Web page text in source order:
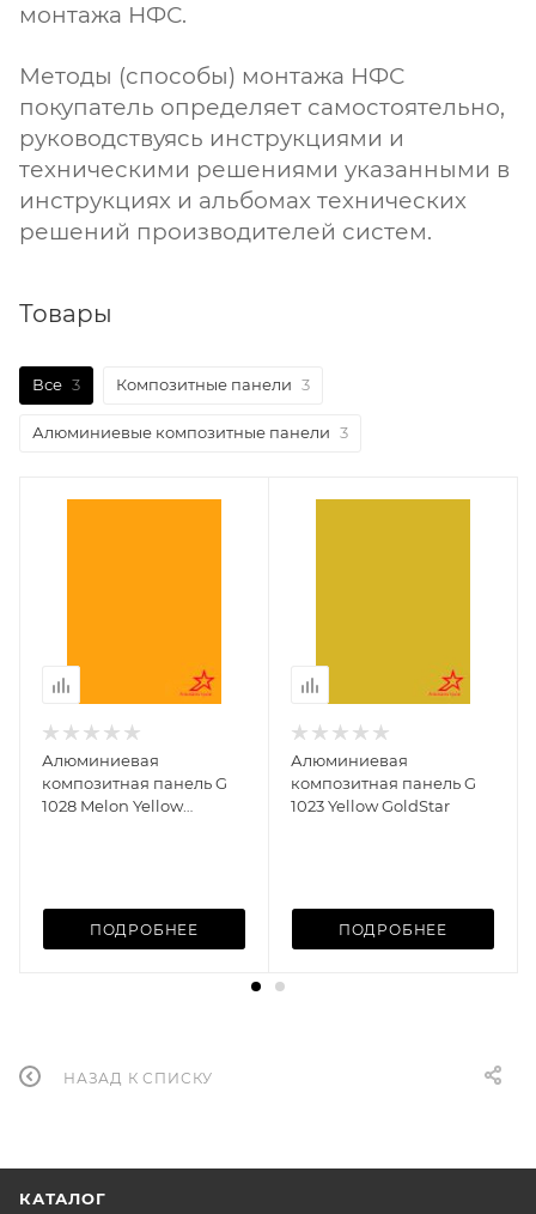
монтажа НФС.
Методы (способы) монтажа НФС
покупатель определяет самостоятельно,
руководствуясь инструкциями и
техническими решениями указанными в
инструкциях и альбомах технических
решений производителей систем.
Товары
Все 3 Композитные панели 3
Алюминиевые композитные панели 3
Алюминиевая
композитная панель G
1028 Melon Yellow
ПОДРОБНЕЕ
Алюминиевая
композитная панель G
1023 Yellow GoldStar
ПОДРОБНЕЕ
НАЗАД К СПИСКУ
КАТАЛОГ